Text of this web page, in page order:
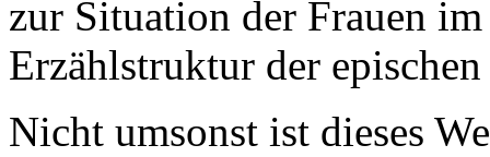
zur Situation der Frauen
Erzählstruktur der
Nicht umsonst ist dieses